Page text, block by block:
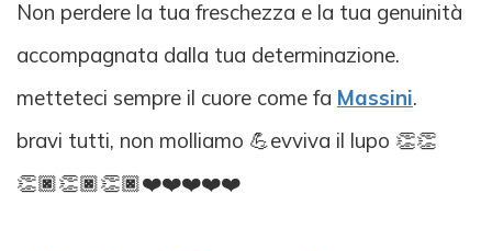
Non perdere la tua freschezza e la tua genuinità
accompagnata dalla tua determinazione.
metteteci sempre il cuore come fa Massini.
bravi tutti, non molliamo 💪evviva il lupo 👏👏
👏🏿👏🏿👏🏿❤️❤️❤️❤️❤️